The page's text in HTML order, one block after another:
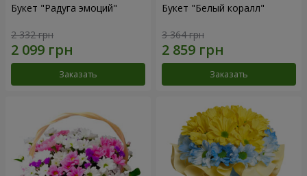
Букет "Радуга эмоций"
2 332 грн
Заказать
Букет "Белый коралл"
3 364 грн
Заказать